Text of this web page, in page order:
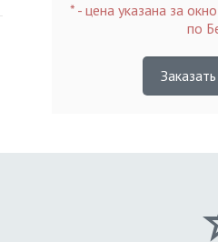
* - цена указана за
по